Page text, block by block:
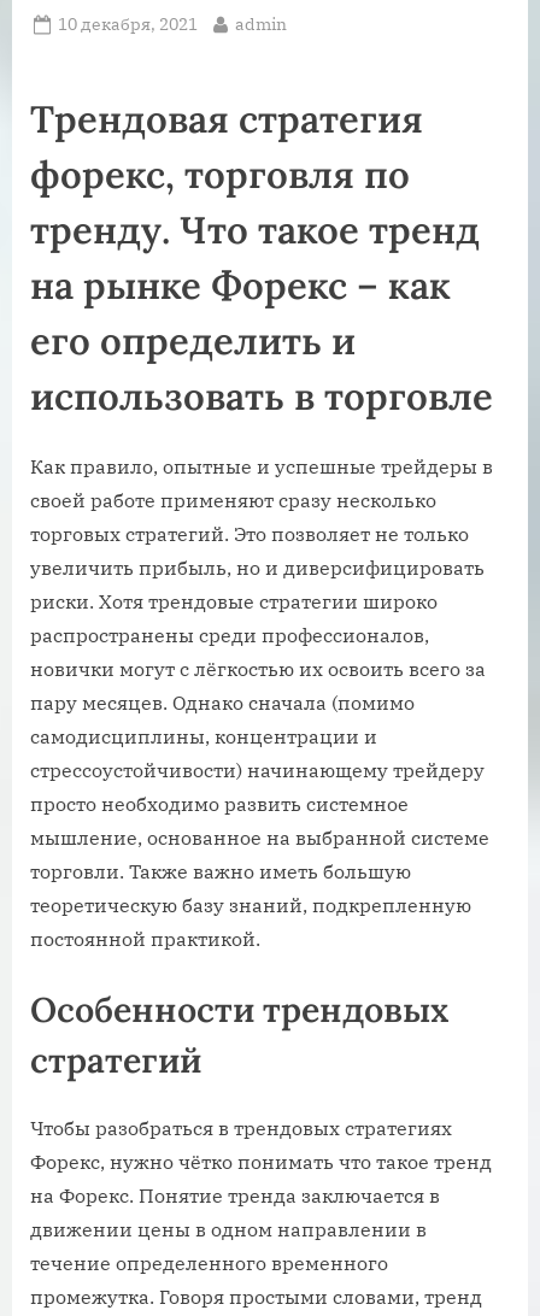
Posted
10 декабря, 2021 By
admin
Трендовая стратегия
форекс, торговля по
тренду. Что такое тренд
на рынке Форекс – как
его определить и
использовать в торговле
Как правило, опытные и успешные трейдеры в
своей работе применяют сразу несколько
торговых стратегий. Это позволяет не только
увеличить прибыль, но и диверсифицировать
риски. Хотя трендовые стратегии широко
распространены среди профессионалов,
новички могут с лёгкостью их освоить всего за
пару месяцев. Однако сначала (помимо
самодисциплины, концентрации и
стрессоустойчивости) начинающему трейдеру
просто необходимо развить системное
мышление, основанное на выбранной системе
торговли. Также важно иметь большую
теоретическую базу знаний, подкрепленную
постоянной практикой.
Особенности трендовых
стратегий
Чтобы разобраться в трендовых стратегиях
Форекс, нужно чётко понимать что такое тренд
на Форекс. Понятие тренда заключается в
движении цены в одном направлении в
течение определенного временного
промежутка. Говоря простыми словами, тренд